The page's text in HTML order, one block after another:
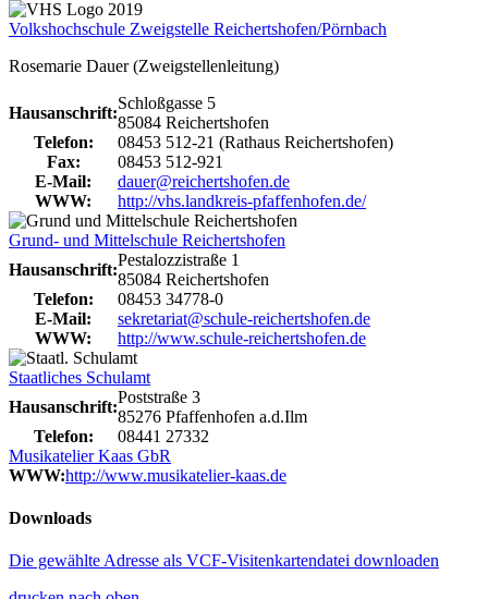
Volkshochschule Zweigstelle Reichertshofen/Pörnbach
Rosemarie Dauer (Zweigstellenleitung)
Hausanschrift:
Schloßgasse 5
85084 Reichertshofen
Telefon:
08453 512-21 (Rathaus Reichertshofen)
Fax:
08453 512-921
E-Mail:
dauer@reichertshofen.de
WWW:
http://vhs.landkreis-pfaffenhofen.de/
Grund- und Mittelschule Reichertshofen
Hausanschrift:
Pestalozzistraße 1
85084 Reichertshofen
Telefon:
08453 34778-0
E-Mail:
sekretariat@schule-reichertshofen.de
WWW:
http://www.schule-reichertshofen.de
Staatliches Schulamt
Hausanschrift:
Poststraße 3
85276 Pfaffenhofen a.d.Ilm
Telefon:
08441 27332
Musikatelier Kaas GbR
WWW:http://www.musikatelier-kaas.de
Downloads
Die gewählte Adresse als VCF-Visitenkartendatei downloaden